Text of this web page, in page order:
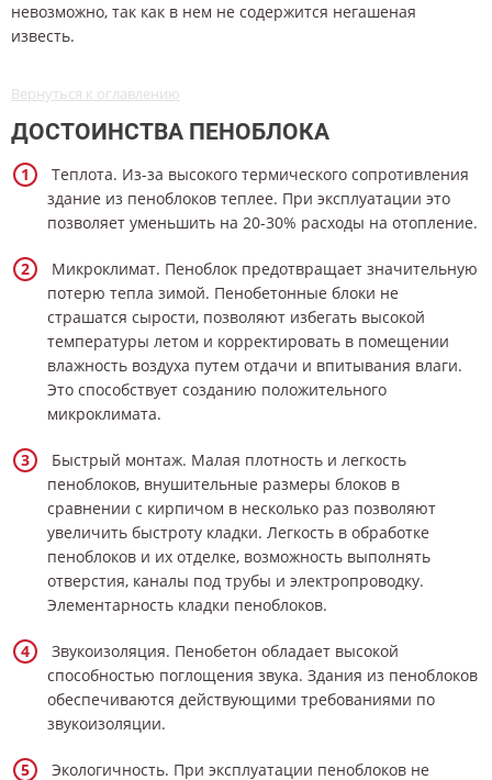
невозможно, так как в нем не содержится негашеная
известь.
Вернуться к оглавлению
ДОСТОИНСТВА ПЕНОБЛОКА
Теплота. Из-за высокого термического сопротивления
здание из пеноблоков теплее. При эксплуатации это
позволяет уменьшить на 20-30% расходы на отопление.
Микроклимат. Пеноблок предотвращает значительную
потерю тепла зимой. Пенобетонные блоки не
страшатся сырости, позволяют избегать высокой
температуры летом и корректировать в помещении
влажность воздуха путем отдачи и впитывания влаги.
Это способствует созданию положительного
микроклимата.
Быстрый монтаж. Малая плотность и легкость
пеноблоков, внушительные размеры блоков в
сравнении с кирпичом в несколько раз позволяют
увеличить быстроту кладки. Легкость в обработке
пеноблоков и их отделке, возможность выполнять
отверстия, каналы под трубы и электропроводку.
Элементарность кладки пеноблоков.
Звукоизоляция. Пенобетон обладает высокой
способностью поглощения звука. Здания из пеноблоков
обеспечиваются действующими требованиями по
звукоизоляции.
Экологичность. При эксплуатации пеноблоков не